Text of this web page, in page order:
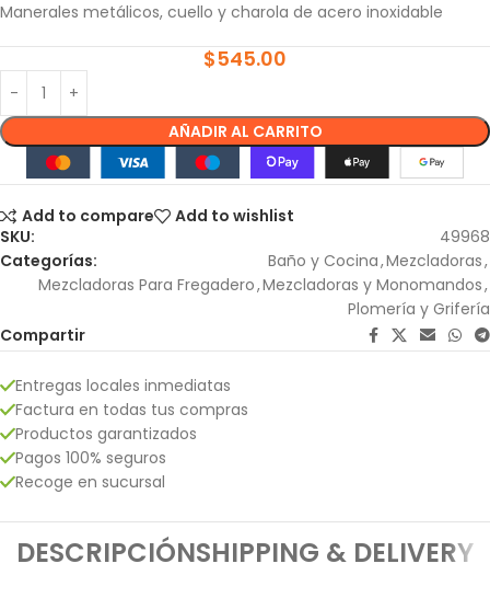
Manerales metálicos, cuello y charola de acero inoxidable
$545.00
AÑADIR AL CARRITO
Add to compare
Add to wishlist
SKU:
49968
Categorías:
Baño y Cocina,Mezcladoras,
Mezcladoras Para Fregadero,Mezcladoras y Monomandos,
Plomería y Grifería
Compartir
Entregas locales inmediatas
Factura en todas tus compras
Productos garantizados
Pagos 100% seguros
Recoge en sucursal
DESCRIPCIÓNSHIPPING & DELIVERY